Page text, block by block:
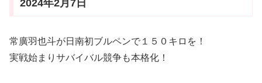
2024年2月7日
常廣羽也斗が日南初ブルペンで１５０キロを！
実戦始まりサバイバル競争も本格化！